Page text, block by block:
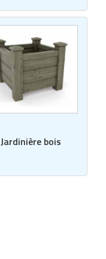
Jardinière bois